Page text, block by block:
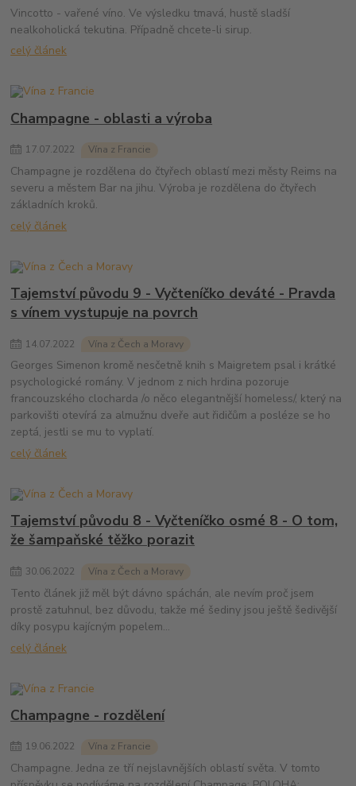
Vincotto - vařené víno. Ve výsledku tmavá, hustě sladší
nealkoholická tekutina. Případně chcete-li sirup.
celý článek
Champagne - oblasti a výroba
17.07.2022 Vína z Francie
Champagne je rozdělena do čtyřech oblastí mezi městy Reims na
severu a městem Bar na jihu. Výroba je rozdělena do čtyřech
základních kroků.
celý článek
Tajemství původu 9 - Vyčteníčko deváté - Pravda
s vínem vystupuje na povrch
14.07.2022 Vína z Čech a Moravy
Georges Simenon kromě nesčetně knih s Maigretem psal i krátké
psychologické romány. V jednom z nich hrdina pozoruje
francouzského clocharda /o něco elegantnější homeless/, který na
parkovišti otevírá za almužnu dveře aut řidičům a posléze se ho
zeptá, jestli se mu to vyplatí.
celý článek
Tajemství původu 8 - Vyčteníčko osmé 8 - O tom,
že šampaňské těžko porazit
30.06.2022 Vína z Čech a Moravy
Tento článek již měl být dávno spáchán, ale nevím proč jsem
prostě zatuhnul, bez důvodu, takže mé šediny jsou ještě šedivější
díky posypu kajícným popelem...
celý článek
Champagne - rozdělení
19.06.2022 Vína z Francie
Champagne. Jedna ze tří nejslavnějších oblastí světa. V tomto